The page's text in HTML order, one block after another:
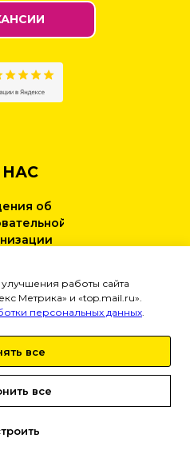
495-25-01
khimki.ru
об
работы сайта
Метрика» и «top.mail.ru».
персональных данных
все
все